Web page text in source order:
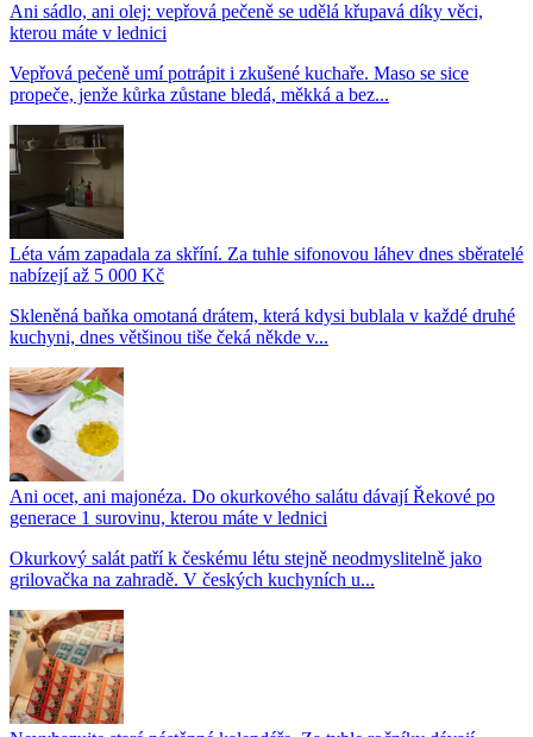
Ani sádlo, ani olej: vepřová pečeně se udělá křupavá díky věci,
kterou máte v lednici
Vepřová pečeně umí potrápit i zkušené kuchaře. Maso se sice
propeče, jenže kůrka zůstane bledá, měkká a bez...
Léta vám zapadala za skříní. Za tuhle sifonovou láhev dnes sběratelé
nabízejí až 5 000 Kč
Skleněná baňka omotaná drátem, která kdysi bublala v každé druhé
kuchyni, dnes většinou tiše čeká někde v...
Ani ocet, ani majonéza. Do okurkového salátu dávají Řekové po
generace 1 surovinu, kterou máte v lednici
Okurkový salát patří k českému létu stejně neodmyslitelně jako
grilovačka na zahradě. V českých kuchyních u...